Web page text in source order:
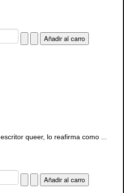
queer, lo reafirma como ...